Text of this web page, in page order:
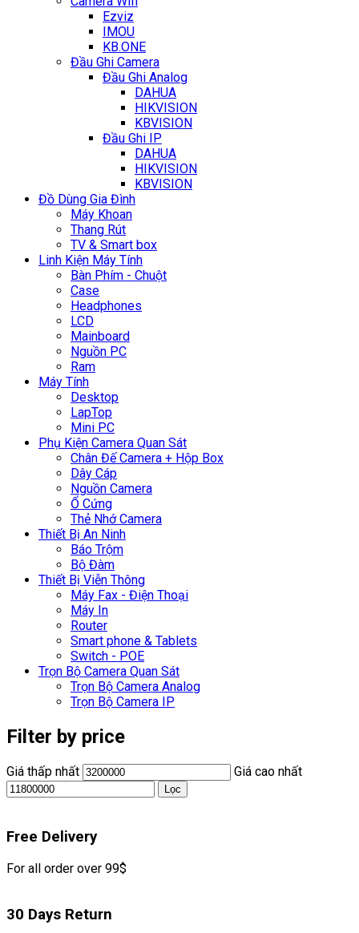
Ezviz
IMOU
KB.ONE
Đầu Ghi Camera
Đầu Ghi Analog
DAHUA
HIKVISION
KBVISION
Đầu Ghi IP
DAHUA
HIKVISION
KBVISION
Đồ Dùng Gia Đình
Máy Khoan
Thang Rút
TV & Smart box
Linh Kiện Máy Tính
Bàn Phím - Chuột
Case
Headphones
LCD
Mainboard
Nguồn PC
Ram
Máy Tính
Desktop
LapTop
Mini PC
Phụ Kiện Camera Quan Sát
Chân Đế Camera + Hộp Box
Dây Cáp
Nguồn Camera
Ổ Cứng
Thẻ Nhớ Camera
Thiết Bị An Ninh
Báo Trộm
Bộ Đàm
Thiết Bị Viễn Thông
Máy Fax - Điện Thoại
Máy In
Router
Smart phone & Tablets
Switch - POE
Trọn Bộ Camera Quan Sát
Trọn Bộ Camera Analog
Trọn Bộ Camera IP
Filter by price
Giá thấp nhất Giá cao nhất
Lọc
Free Delivery
For all order over 99$
30 Days Return